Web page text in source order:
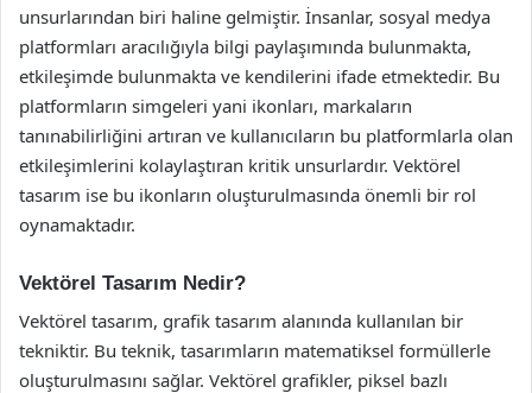
unsurlarından biri haline gelmiştir. İnsanlar, sosyal medya
platformları aracılığıyla bilgi paylaşımında bulunmakta,
etkileşimde bulunmakta ve kendilerini ifade etmektedir. Bu
platformların simgeleri yani ikonları, markaların
tanınabilirliğini artıran ve kullanıcıların bu platformlarla olan
etkileşimlerini kolaylaştıran kritik unsurlardır. Vektörel
tasarım ise bu ikonların oluşturulmasında önemli bir rol
oynamaktadır.
Vektörel Tasarım Nedir?
Vektörel tasarım, grafik tasarım alanında kullanılan bir
tekniktir. Bu teknik, tasarımların matematiksel formüllerle
oluşturulmasını sağlar. Vektörel grafikler, piksel bazlı